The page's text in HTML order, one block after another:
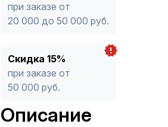
при заказе от
20 000 до 50 000 руб.
Скидка 15%
при заказе от
50 000 руб.
Описание